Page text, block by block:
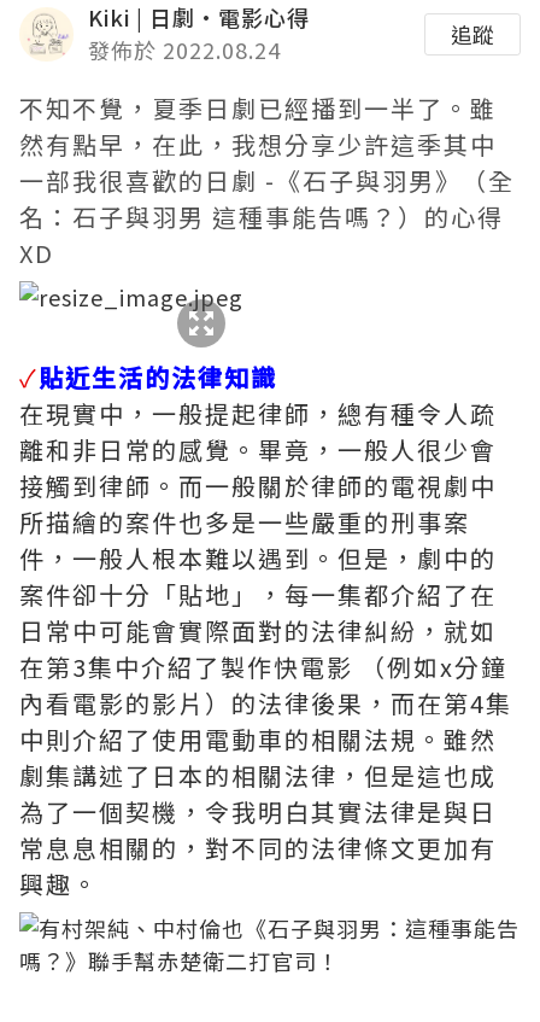
Kiki | 日劇•電影心得
發佈於 2022.08.24
追蹤
不知不覺，夏季日劇已經播到一半了。雖
然有點早，在此，我想分享少許這季其中
一部我很喜歡的日劇 -《石子與羽男》（全
名：石子與羽男 這種事能告嗎？）的心得
XD
✓貼近生活的法律知識
在現實中，一般提起律師，總有種令人疏
離和非日常的感覺。畢竟，一般人很少會
接觸到律師。而一般關於律師的電視劇中
所描繪的案件也多是一些嚴重的刑事案
件，一般人根本難以遇到。但是，劇中的
案件卻十分「貼地」，每一集都介紹了在
日常中可能會實際面對的法律糾紛，就如
在第3集中介紹了製作快電影 （例如x分鐘
內看電影的影片）的法律後果，而在第4集
中則介紹了使用電動車的相關法規。雖然
劇集講述了日本的相關法律，但是這也成
為了一個契機，令我明白其實法律是與日
常息息相關的，對不同的法律條文更加有
興趣。